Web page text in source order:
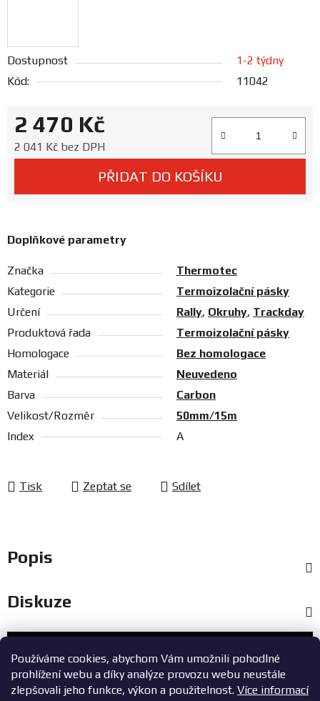
Používáme cookies, abychom Vám umožnili pohodlné
prohlížení webu a díky analýze provozu webu neustále
zlepšovali jeho funkce, výkon a použitelnost. Více informací
Dostupnost
1-2 týdny
Kód:
11042
2 470 Kč
2 041 Kč bez DPH
PŘIDAT DO KOŠÍKU
Doplňkové parametry
Značka
Thermotec
Kategorie
Termoizolační pásky
Určení
Rally, Okruhy, Trackday
Produktová řada
Termoizolační pásky
Homologace
Bez homologace
Materiál
Neuvedeno
Barva
Carbon
Velikost/Rozměr
50mm/15m
Index
A
Tisk Zeptat se Sdílet
Popis
Diskuze
Zákaznický servis
+420 603 785 748